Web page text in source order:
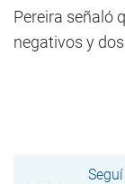
Pereira señaló
negativos y